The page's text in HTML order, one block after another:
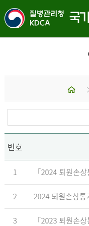
홈
번호
1
2 2024 퇴원손상
3